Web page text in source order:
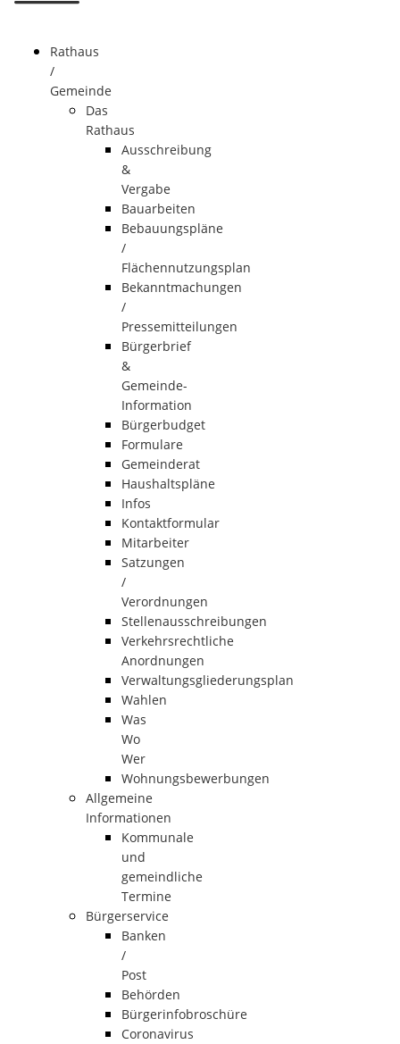
Rathaus
/
Gemeinde
Das
Rathaus
Ausschreibung
&
Vergabe
Bauarbeiten
Bebauungspläne
/
Flächennutzungsplan
Bekanntmachungen
/
Pressemitteilungen
Bürgerbrief
&
Gemeinde-
Information
Bürgerbudget
Formulare
Gemeinderat
Haushaltspläne
Infos
Kontaktformular
Mitarbeiter
Satzungen
/
Verordnungen
Stellenausschreibungen
Verkehrsrechtliche
Anordnungen
Verwaltungsgliederungsplan
Wahlen
Was
Wo
Wer
Wohnungsbewerbungen
Allgemeine
Informationen
Kommunale
und
gemeindliche
Termine
Bürgerservice
Banken
/
Post
Behörden
Bürgerinfobroschüre
Coronavirus